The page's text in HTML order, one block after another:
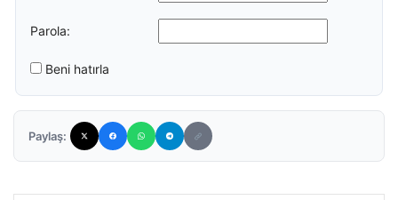
Parola:
Beni hatırla
Paylaş: